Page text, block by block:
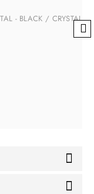
- BLACK / CRYSTAL